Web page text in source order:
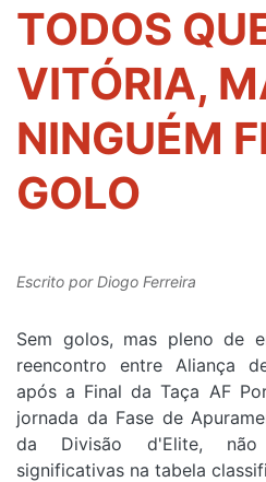
TODOS
VITÓRIA,
NINGUÉM
GOLO
Escrito porDiogo Ferreira
Sem golos, mas pleno de
reencontro entre Aliança
após a Final da Taça AF
jornada da Fase de
da Divisão d'Elite, não
significativas na tabela